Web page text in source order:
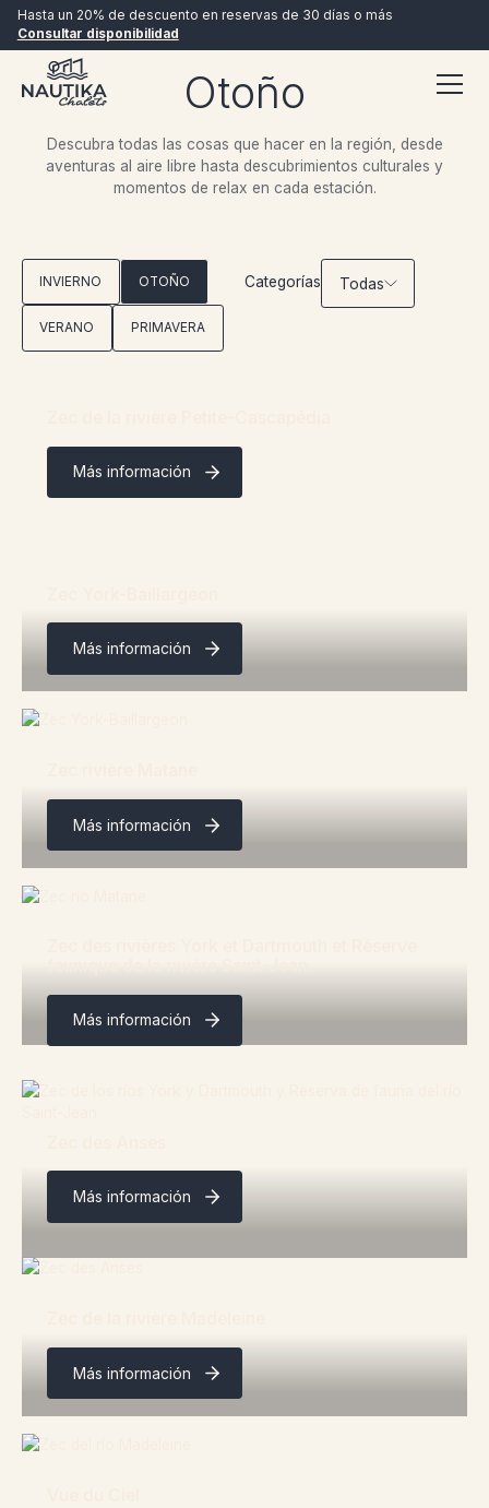
Hasta un 20% de descuento en reservas de 30 días o más
Consultar disponibilidad
RESERVAR AHORA
Otoño
Descubra todas las cosas que hacer en la región, desde
aventuras al aire libre hasta descubrimientos culturales y
momentos de relax en cada estación.
INVIERNO OTOÑO
VERANO PRIMAVERA
Categorías Todas
Más información
Más información
Más información
Más información
Más información
Más información